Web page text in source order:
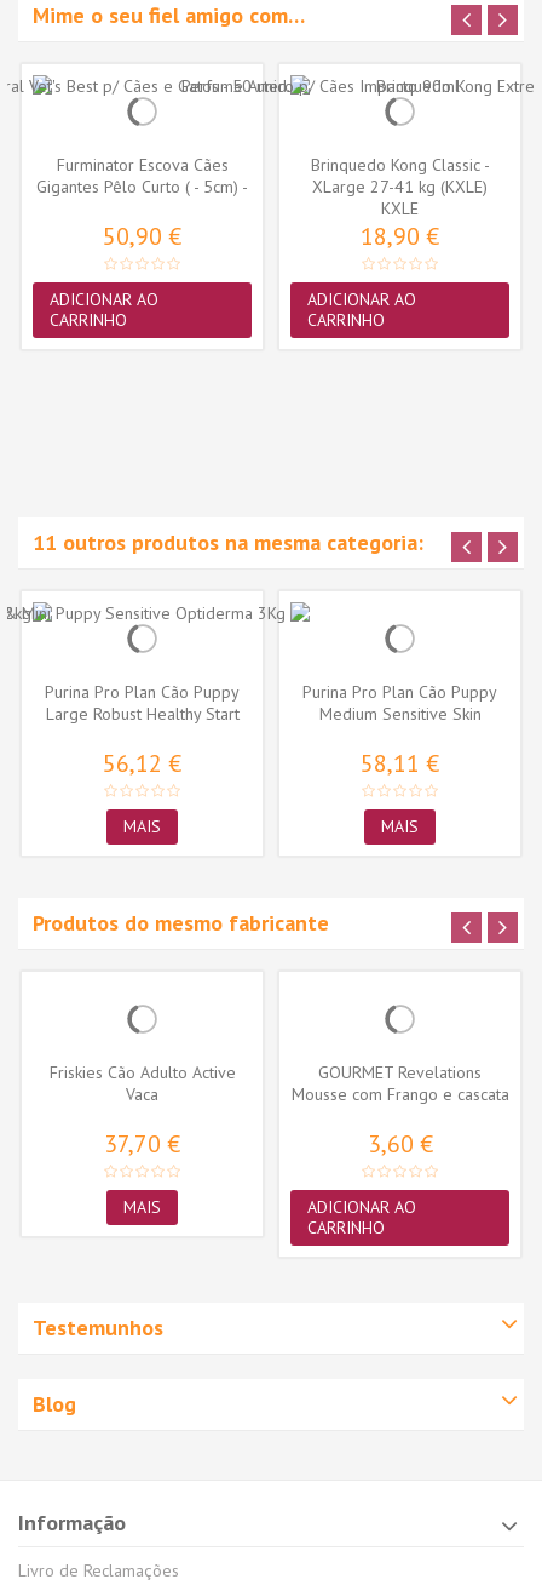
Mime o seu fiel amigo com…
Furminator Escova Cães
Gigantes Pêlo Curto ( - 5cm) -
50,90 €
ADICIONAR AO
CARRINHO
Brinquedo Kong Classic -
XLarge 27-41 kg (KXLE)
KXLE
18,90 €
ADICIONAR AO
CARRINHO
11 outros produtos na mesma categoria:
Purina Pro Plan Cão Puppy
Large Robust Healthy Start
56,12 €
MAIS
Purina Pro Plan Cão Puppy
Medium Sensitive Skin
58,11 €
MAIS
Produtos do mesmo fabricante
Friskies Cão Adulto Active
Vaca
37,70 €
MAIS
GOURMET Revelations
Mousse com Frango e cascata
3,60 €
ADICIONAR AO
CARRINHO
Testemunhos
Blog
Informação
Livro de Reclamações